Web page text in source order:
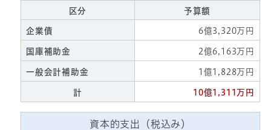
区分 予算額
企業債 6億3,320万円
国庫補助金 2億6,163万円
一般会計補助金 1億1,828万円
計 10億1,311万円
資本的支出（税込み）